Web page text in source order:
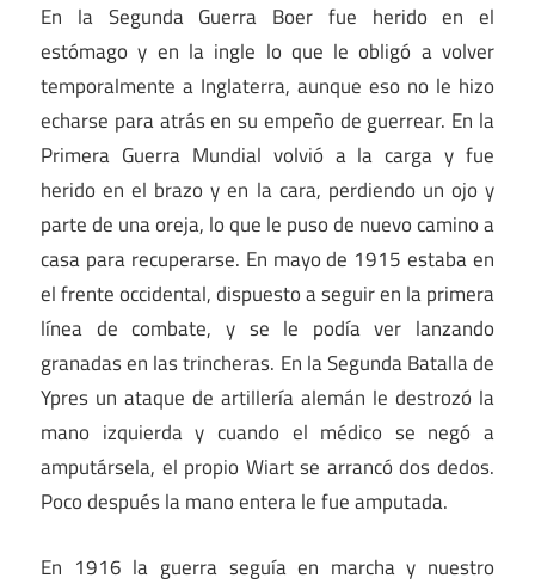
En la Segunda Guerra Boer fue herido en el
estómago y en la ingle lo que le obligó a volver
temporalmente a Inglaterra, aunque eso no le hizo
echarse para atrás en su empeño de guerrear. En la
Primera Guerra Mundial volvió a la carga y fue
herido en el brazo y en la cara, perdiendo un ojo y
parte de una oreja, lo que le puso de nuevo camino a
casa para recuperarse. En mayo de 1915 estaba en
el frente occidental, dispuesto a seguir en la primera
línea de combate, y se le podía ver lanzando
granadas en las trincheras. En la Segunda Batalla de
Ypres un ataque de artillería alemán le destrozó la
mano izquierda y cuando el médico se negó a
amputársela, el propio Wiart se arrancó dos dedos.
Poco después la mano entera le fue amputada.
En 1916 la guerra seguía en marcha y nuestro